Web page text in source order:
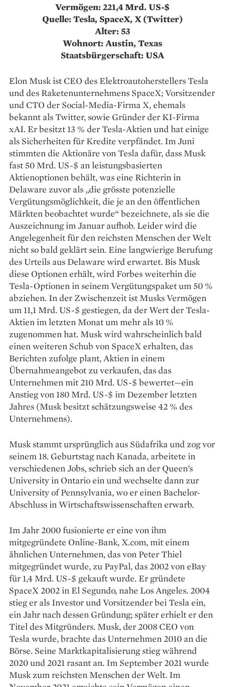
Vermögen: 221,4 Mrd. US-$
Quelle: Tesla, SpaceX, X (Twitter)
Alter: 53
Wohnort: Austin, Texas
Staatsbürgerschaft: USA
Elon Musk ist CEO des Elektroautoherstellers Tesla
und des Raketenunternehmens SpaceX; Vorsitzender
und CTO der Social-Media-Firma X, ehemals
bekannt als Twitter, sowie Gründer der KI-Firma
xAI. Er besitzt 13 % der Tesla-Aktien und hat einige
als Sicherheiten für Kredite verpfändet. Im Juni
stimmten die Aktionäre von Tesla dafür, dass Musk
fast 50 Mrd. US-$ an leistungsbasierten
Aktienoptionen behält, was eine Richterin in
Delaware zuvor als „die grösste potenzielle
Vergütungsmöglichkeit, die je an den öffentlichen
Märkten beobachtet wurde“ bezeichnete, als sie die
Auszeichnung im Januar aufhob. Leider wird die
Angelegenheit für den reichsten Menschen der Welt
nicht so bald geklärt sein. Eine langwierige Berufung
des Urteils aus Delaware wird erwartet. Bis Musk
diese Optionen erhält, wird Forbes weiterhin die
Tesla-Optionen in seinem Vergütungspaket um 50 %
abziehen. In der Zwischenzeit ist Musks Vermögen
um 11,1 Mrd. US-$ gestiegen, da der Wert der Tesla-
Aktien im letzten Monat um mehr als 10 %
zugenommen hat. Musk wird wahrscheinlich bald
einen weiteren Schub von SpaceX erhalten, das
Berichten zufolge plant, Aktien in einem
Übernahmeangebot zu verkaufen, das das
Unternehmen mit 210 Mrd. US-$ bewertet—ein
Anstieg von 180 Mrd. US-$ im Dezember letzten
Jahres (Musk besitzt schätzungsweise 42 % des
Unternehmens).
Musk stammt ursprünglich aus Südafrika und zog vor
seinem 18. Geburtstag nach Kanada, arbeitete in
verschiedenen Jobs, schrieb sich an der Queen’s
University in Ontario ein und wechselte dann zur
University of Pennsylvania, wo er einen Bachelor-
Abschluss in Wirtschaftswissenschaften erwarb.
Im Jahr 2000 fusionierte er eine von ihm
mitgegründete Online-Bank, X.com, mit einem
ähnlichen Unternehmen, das von Peter Thiel
mitgegründet wurde, zu PayPal, das 2002 von eBay
für 1,4 Mrd. US-$ gekauft wurde. Er gründete
SpaceX 2002 in El Segundo, nahe Los Angeles. 2004
stieg er als Investor und Vorsitzender bei Tesla ein,
ein Jahr nach dessen Gründung; später erhielt er den
Titel des Mitgründers. Musk, der 2008 CEO von
Tesla wurde, brachte das Unternehmen 2010 an die
Börse. Seine Marktkapitalisierung stieg während
2020 und 2021 rasant an. Im September 2021 wurde
Musk zum reichsten Menschen der Welt. Im